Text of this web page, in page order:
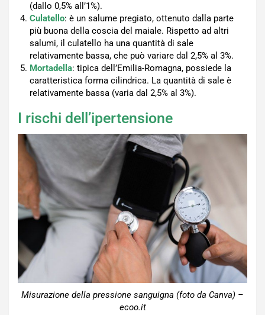
(dallo 0,5% all’1%).
Culatello: è un salume pregiato, ottenuto dalla parte
più buona della coscia del maiale. Rispetto ad altri
salumi, il culatello ha una quantità di sale
relativamente bassa, che può variare dal 2,5% al 3%.
Mortadella: tipica dell’Emilia-Romagna, possiede la
caratteristica forma cilindrica. La quantità di sale è
relativamente bassa (varia dal 2,5% al 3%).
I rischi dell’ipertensione
Misurazione della pressione sanguigna (foto da Canva) –
ecoo.it